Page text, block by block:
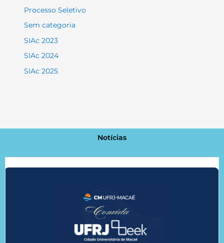
Processo Seletivo
Sem categoria
SIAc 2023
SIAc 2024
SIAc 2025
Notícias